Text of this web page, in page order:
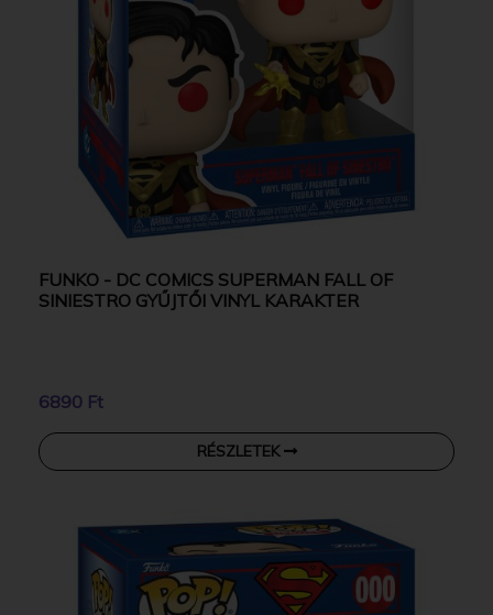
FUNKO - DC COMICS SUPERMAN FALL OF
SINIESTRO GYŰJTŐI VINYL KARAKTER
6890 Ft
RÉSZLETEK